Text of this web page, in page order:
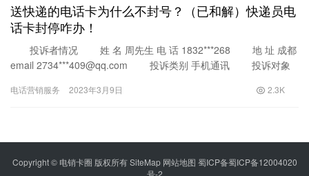
送快递的电话卡为什么不封号？（已和解）快递员电
话卡封停咋办！
投诉者情况 姓 名 周先生 电 话 1832***268 地 址 成都
email 2734***409@qq.com 投诉类别 手机通讯 投诉对象
电话营销服务 2023年3月9日 2.3K
Copyright © 电销卡圈 版权所有SiteMap 网站地图 蜀ICP备蜀ICP备12004020
号-2